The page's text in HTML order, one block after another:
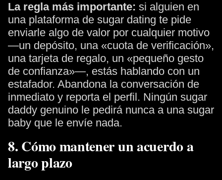
La regla más importante: si alguien en
una plataforma de sugar dating te pide
enviarle algo de valor por cualquier motivo
—un depósito, una «cuota de verificación»,
una tarjeta de regalo, un «pequeño gesto
de confianza»—, estás hablando con un
estafador. Abandona la conversación de
inmediato y reporta el perfil. Ningún sugar
daddy genuino le pedirá nunca a una sugar
baby que le envíe nada.
8. Cómo mantener un acuerdo a
largo plazo